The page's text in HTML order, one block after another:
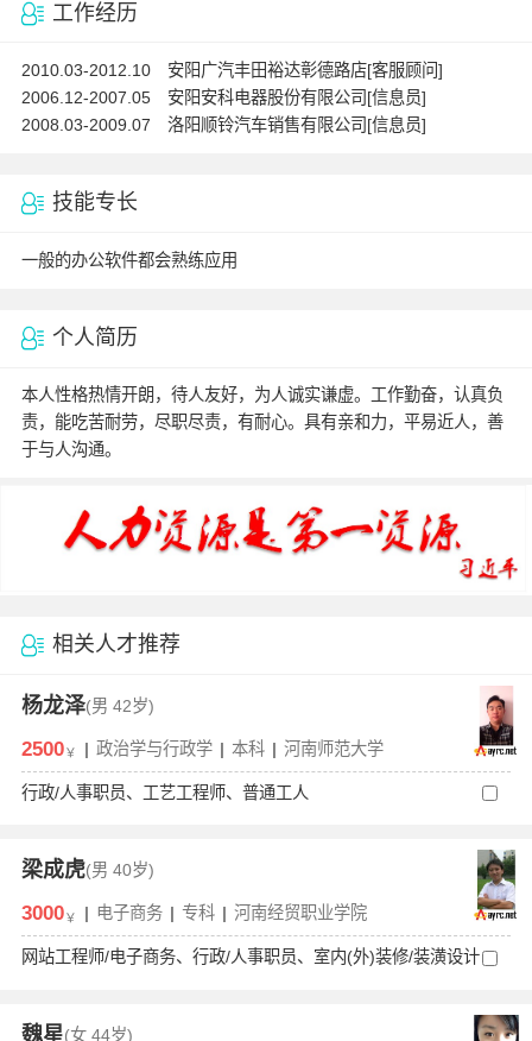
工作经历
2010.03-2012.10 安阳广汽丰田裕达彰德路店[客服顾问]
2006.12-2007.05 安阳安科电器股份有限公司[信息员]
2008.03-2009.07 洛阳顺铃汽车销售有限公司[信息员]
技能专长
一般的办公软件都会熟练应用
个人简历
本人性格热情开朗，待人友好，为人诚实谦虚。工作勤奋，认真负
责，能吃苦耐劳，尽职尽责，有耐心。具有亲和力，平易近人，善
于与人沟通。
相关人才推荐
杨龙泽(男 42岁)
2500￥ | 政治学与行政学 | 本科 | 河南师范大学
行政/人事职员、工艺工程师、普通工人
梁成虎(男 40岁)
3000￥ | 电子商务 | 专科 | 河南经贸职业学院
网站工程师/电子商务、行政/人事职员、室内(外)装修/装潢设计
魏星(女 44岁)